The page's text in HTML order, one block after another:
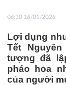
06:30 16/01/2026
Lợi dụng
Tết
tượng đã
pháo hoa
của người